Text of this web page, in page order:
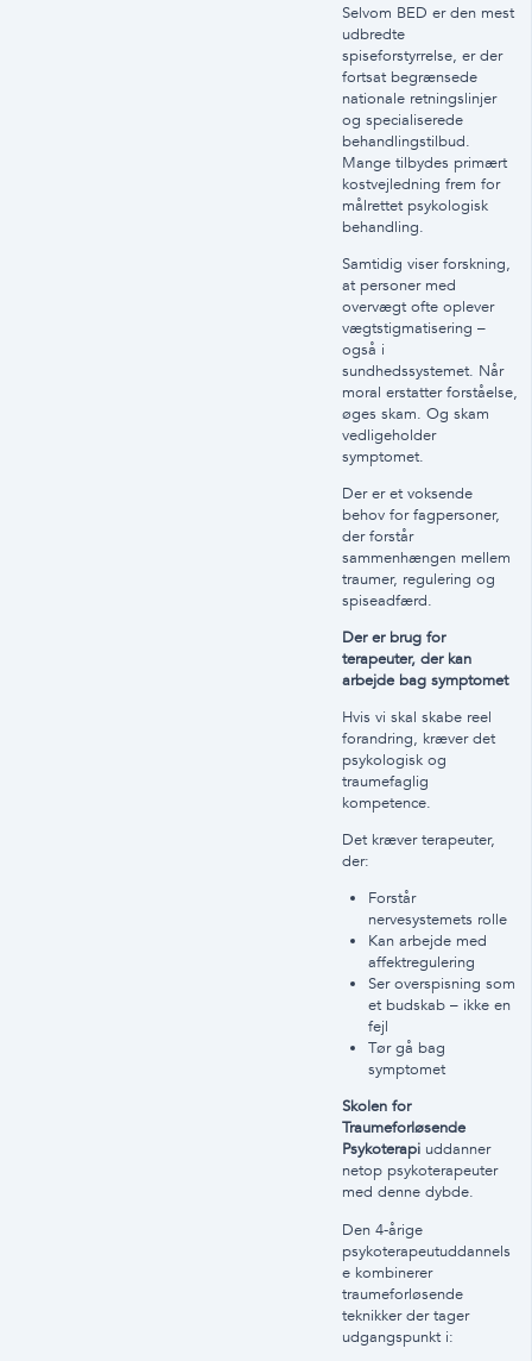
Selvom BED er den mest
udbredte
spiseforstyrrelse, er der
fortsat begrænsede
nationale retningslinjer
og specialiserede
behandlingstilbud.
Mange tilbydes primært
kostvejledning frem for
målrettet psykologisk
behandling.
Samtidig viser forskning,
at personer med
overvægt ofte oplever
vægtstigmatisering –
også i
sundhedssystemet. Når
moral erstatter forståelse,
øges skam. Og skam
vedligeholder
symptomet.
Der er et voksende
behov for fagpersoner,
der forstår
sammenhængen mellem
traumer, regulering og
spiseadfærd.
Der er brug for
terapeuter, der kan
arbejde bag symptomet
Hvis vi skal skabe reel
forandring, kræver det
psykologisk og
traumefaglig
kompetence.
Det kræver terapeuter,
der:
Forstår
nervesystemets rolle
Kan arbejde med
affektregulering
Ser overspisning som
et budskab – ikke en
fejl
Tør gå bag
symptomet
Skolen for
Traumeforløsende
Psykoterapi uddanner
netop psykoterapeuter
med denne dybde.
Den 4-årige
psykoterapeutuddannels
e kombinerer
traumeforløsende
teknikker der tager
udgangspunkt i: